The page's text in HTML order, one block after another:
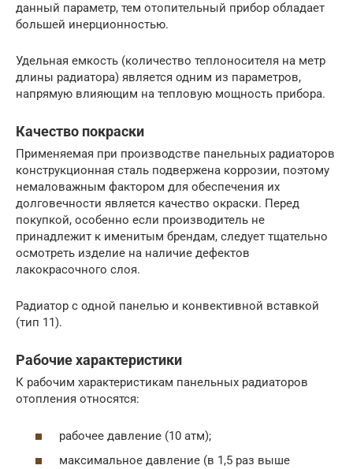
данный параметр, тем отопительный прибор обладает
большей инерционностью.
Удельная емкость (количество теплоносителя на метр
длины радиатора) является одним из параметров,
напрямую влияющим на тепловую мощность прибора.
Качество покраски
Применяемая при производстве панельных радиаторов
конструкционная сталь подвержена коррозии, поэтому
немаловажным фактором для обеспечения их
долговечности является качество окраски. Перед
покупкой, особенно если производитель не
принадлежит к именитым брендам, следует тщательно
осмотреть изделие на наличие дефектов
лакокрасочного слоя.
Радиатор с одной панелью и конвективной вставкой
(тип 11).
Рабочие характеристики
К рабочим характеристикам панельных радиаторов
отопления относятся:
рабочее давление (10 атм);
максимальное давление (в 1,5 раз выше